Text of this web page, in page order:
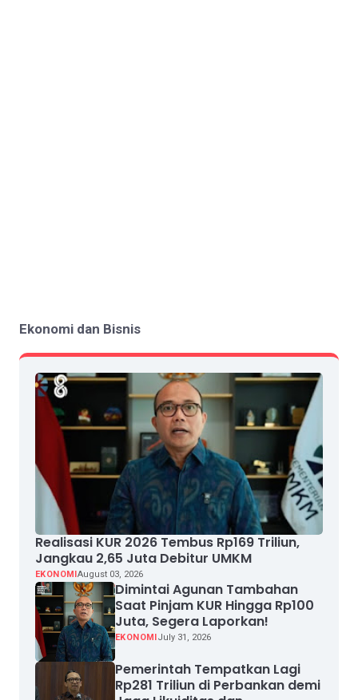
Ekonomi dan Bisnis
Realisasi KUR 2026 Tembus Rp169 Triliun,
Jangkau 2,65 Juta Debitur UMKM
EKONOMIAugust 03, 2026
Dimintai Agunan Tambahan
Saat Pinjam KUR Hingga Rp100
Juta, Segera Laporkan!
EKONOMIJuly 31, 2026
Pemerintah Tempatkan Lagi
Rp281 Triliun di Perbankan demi